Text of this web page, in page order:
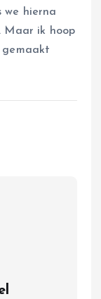
we hierna
Maar ik hoop
gemaakt